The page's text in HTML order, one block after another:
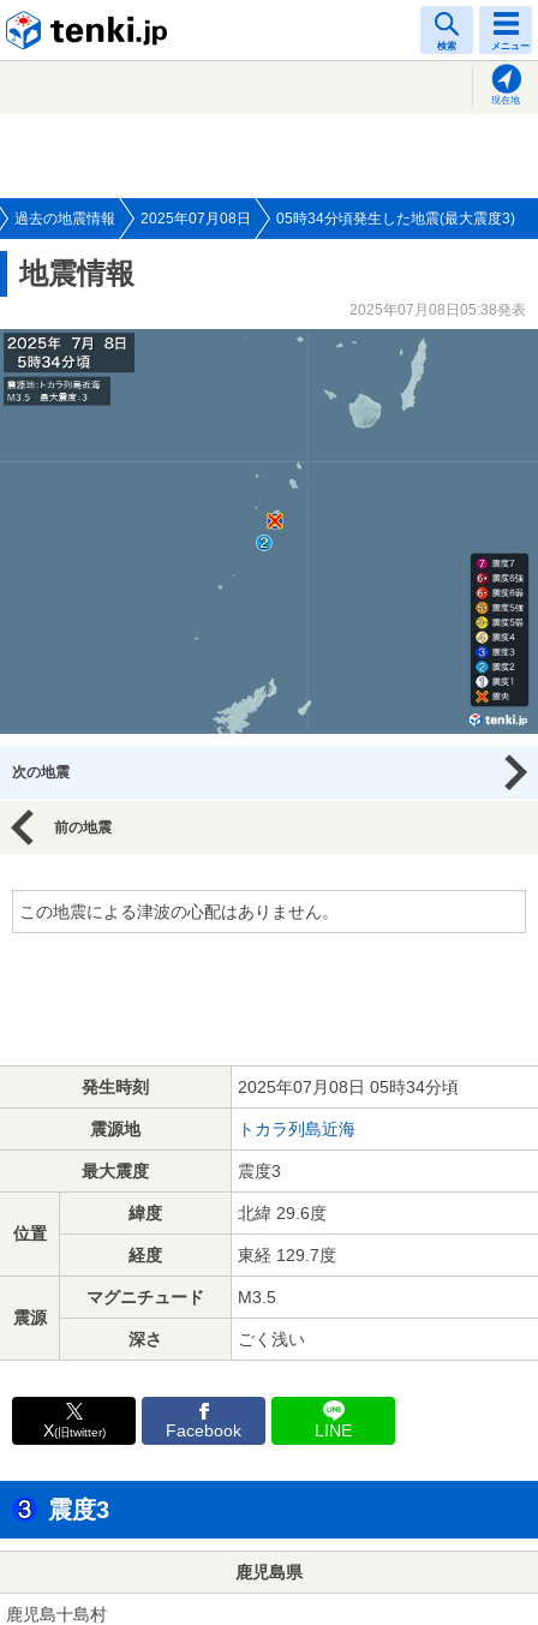
検索 メニュー
現在地
過去の地震情報 2025年07月08日 05時34分頃発生した地震(最大震度3)
地震情報
2025年07月08日05:38発表
次の地震
前の地震
この地震による津波の心配はありません。
発生時刻 2025年07月08日 05時34分頃
震源地 トカラ列島近海
最大震度 震度3
位置
緯度 北緯 29.6度
経度 東経 129.7度
震源
マグニチュード M3.5
深さ ごく浅い
X(旧twitter) Facebook LINE
震度3
鹿児島県
鹿児島十島村